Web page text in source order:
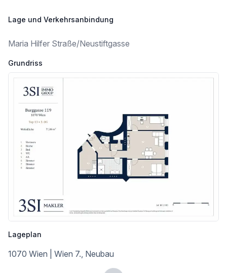
Das historische Wiener Zinshaus in der Burggasse 119 verkörpert Kultur, Beständigkeit und Lebensqualität auf einzigartige Weise. Die Lage der Liegenschaft zeichnet sich durch die ausgezeichnete Infrastruktur für den täglichen Bedarf, wie für die abendliche Unterhaltung, binnen weniger Minuten sind Sie in der Neubaugasse bzw. in der Mariahilfer Straße. Im Sommer genießen Sie in Lokalen gemütlich eine Tasse Kaffee oder einen Aperol Spritz auf der Terrasse, im Winter lädt der beliebte Spittelberg zum Weihnachtsmarkt ein - lassen Sie sich verzaubern vom 7. Wiener Gemeindebezirk.
Öffentliche Anbindung:
* U-Bahn U6
* Buslinien 13A, 48A, 57A
* Straßenbahn 5, 6, 9, 49
Lassen Sie sich von dieser hochwertigen Wohnung in ausgezeichneter Lage überzeugen!
SIE DENKEN ÜBER DEN VERKAUF IHRER IMMOBILIE NACH?
AUF WUNSCH KÜMMERN WIR UNS AUCH UM FINANZIERUNG, VERSICHERUNG UND ALLE WEITEREN SCHRITTE.
JETZT UNVERBINDLICH ANFRAGEN!
Lage und Verkehrsanbindung
Maria Hilfer Straße/Neustiftgasse
Grundriss
Lageplan
1070 Wien | Wien 7., Neubau